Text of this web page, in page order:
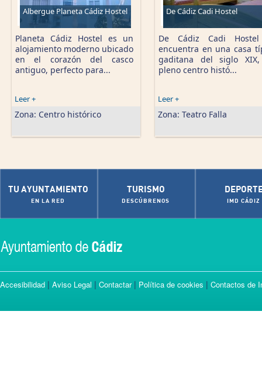
Albergue Planeta Cádiz Hostel
Planeta Cádiz Hostel es un
alojamiento moderno ubicado
en el corazón del casco
antiguo, perfecto para...
Leer +
Zona: Centro histórico
De Cádiz Cadi Hostel
De Cádiz Cadi
encuentra en una casa
gaditana del siglo
pleno centro histó...
Leer +
Zona: Teatro Falla
TU AYUNTAMIENTO
EN LA RED
TURISMO
DESCÚBRENOS IMD CÁDIZ
Accesibilidad | Aviso Legal | Contactar| Política de cookies | Contactos de